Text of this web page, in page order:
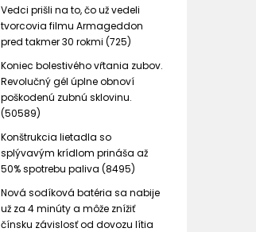
Vedci prišli na to, čo už vedeli
tvorcovia filmu Armageddon
pred takmer 30 rokmi (725)
Koniec bolestivého vŕtania zubov.
Revolučný gél úplne obnoví
poškodenú zubnú sklovinu.
(50589)
Konštrukcia lietadla so
splývavým krídlom prináša až
50% spotrebu paliva (8495)
Nová sodíková batéria sa nabije
už za 4 minúty a môže znížiť
čínsku závislosť od dovozu lítia